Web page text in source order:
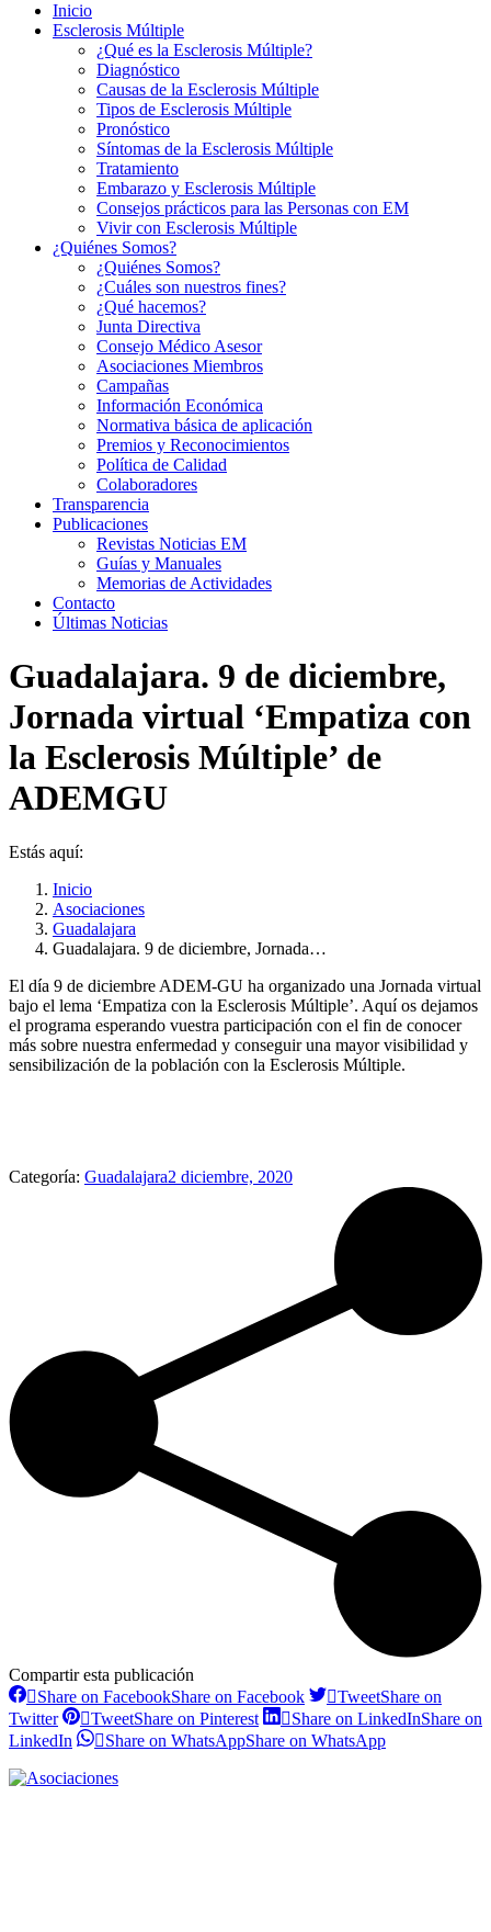
Inicio
Esclerosis Múltiple
¿Qué es la Esclerosis Múltiple?
Diagnóstico
Causas de la Esclerosis Múltiple
Tipos de Esclerosis Múltiple
Pronóstico
Síntomas de la Esclerosis Múltiple
Tratamiento
Embarazo y Esclerosis Múltiple
Consejos prácticos para las Personas con EM
Vivir con Esclerosis Múltiple
¿Quiénes Somos?
¿Quiénes Somos?
¿Cuáles son nuestros fines?
¿Qué hacemos?
Junta Directiva
Consejo Médico Asesor
Asociaciones Miembros
Campañas
Información Económica
Normativa básica de aplicación
Premios y Reconocimientos
Política de Calidad
Colaboradores
Transparencia
Publicaciones
Revistas Noticias EM
Guías y Manuales
Memorias de Actividades
Contacto
Últimas Noticias
Guadalajara. 9 de diciembre,
Jornada virtual ‘Empatiza con
la Esclerosis Múltiple’ de
ADEMGU
Estás aquí:
Inicio
Asociaciones
Guadalajara
Guadalajara. 9 de diciembre, Jornada…
El día 9 de diciembre ADEM-GU ha organizado una Jornada virtual
bajo el lema ‘Empatiza con la Esclerosis Múltiple’. Aquí os dejamos
el programa esperando vuestra participación con el fin de conocer
más sobre nuestra enfermedad y conseguir una mayor visibilidad y
sensibilización de la población con la Esclerosis Múltiple.
Categoría: Guadalajara2 diciembre, 2020
Compartir esta publicación
Share on FacebookShare on Facebook TweetShare on
Twitter
TweetShare on Pinterest Share on LinkedInShare on
LinkedIn
Share on WhatsAppShare on WhatsApp